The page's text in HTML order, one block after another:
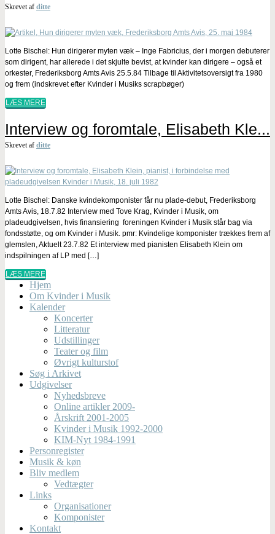
Skrevet af ditte
Lotte Bischel: Hun dirigerer myten væk – Inge Fabricius, der i morgen debuterer
som dirigent, har allerede i det skjulte bevist, at kvinder kan dirigere – også et
orkester, Frederiksborg Amts Avis 25.5.84 Tilbage til Aktivitetsoversigt fra 1980
og frem (indskrevet efter Kvinder i Musiks scrapbøger)
LÆS MERE
Interview og foromtale, Elisabeth Kle...
Skrevet af ditte
Lotte Bischel: Danske kvindekomponister får nu plade-debut, Frederiksborg
Amts Avis, 18.7.82 Interview med Tove Krag, Kvinder i Musik, om
pladeudgivelsen, hvis finansiering foreningen Kvinder i Musik står bag via
fondsstøtte, og om Kvinder i Musik. pmr: Kvindelige komponister trækkes frem af
glemslen, Aktuelt 23.7.82 Et interview med pianisten Elisabeth Klein om
indspilningen af LP med […]
LÆS MERE
Hjem
Om Kvinder i Musik
Kalender
Koncerter
Litteratur
Udstillinger
Teater og film
Øvrigt kulturstof
Søg i Arkivet
Udgivelser
Nyhedsbreve
Online artikler 2009-
Årskrift 2001-2005
Kvinder i Musik 1992-2000
KIM-Nyt 1984-1991
Personregister
Musik & køn
Bliv medlem
Vedtægter
Links
Organisationer
Komponister
Kontakt